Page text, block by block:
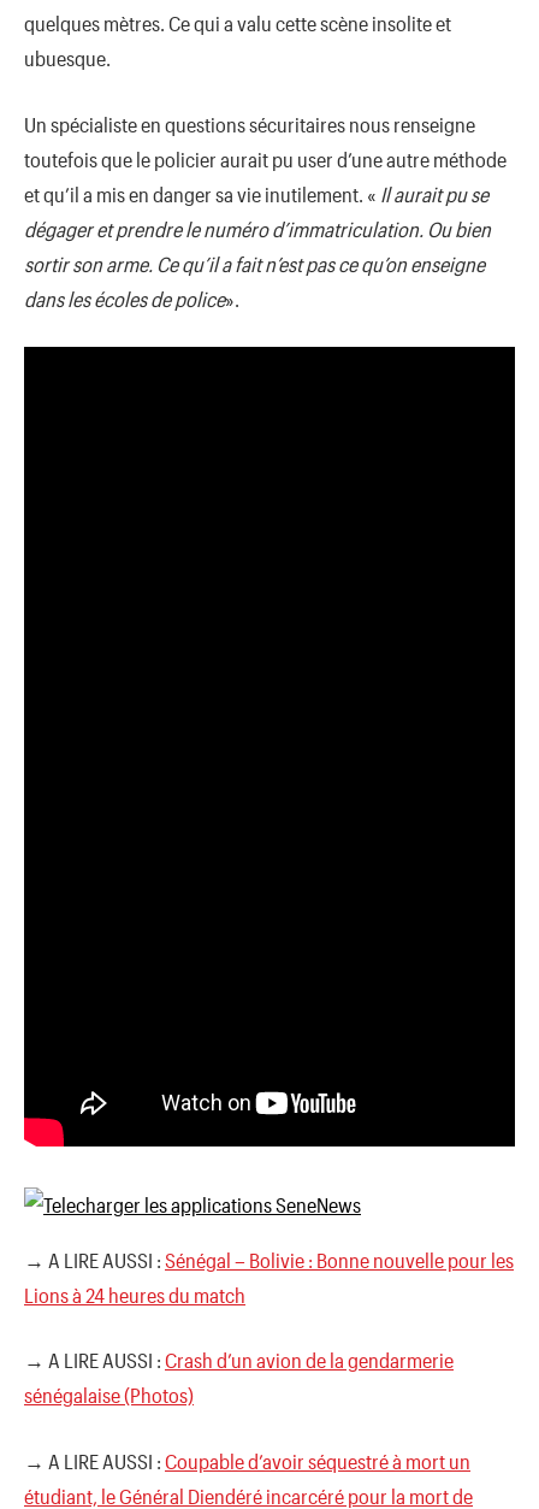
quelques mètres. Ce qui a valu cette scène insolite et
ubuesque.
Un spécialiste en questions sécuritaires nous renseigne
toutefois que le policier aurait pu user d’une autre méthode
et qu’il a mis en danger sa vie inutilement. « Il aurait pu se
dégager et prendre le numéro d’immatriculation. Ou bien
sortir son arme. Ce qu’il a fait n’est pas ce qu’on enseigne
dans les écoles de police».
→ A LIRE AUSSI : Sénégal – Bolivie : Bonne nouvelle pour les
Lions à 24 heures du match
→ A LIRE AUSSI : Crash d’un avion de la gendarmerie
sénégalaise (Photos)
→ A LIRE AUSSI : Coupable d’avoir séquestré à mort un
étudiant, le Général Diendéré incarcéré pour la mort de